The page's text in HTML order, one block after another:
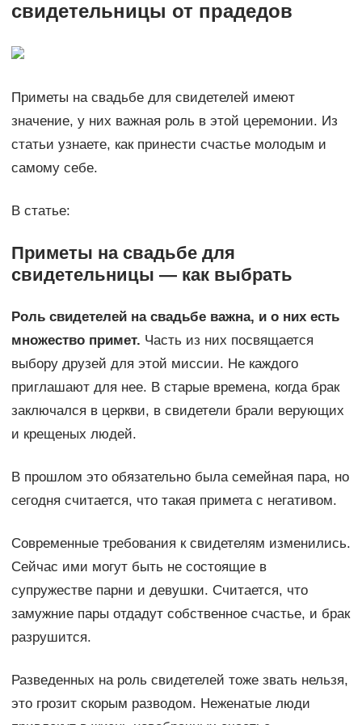
свидетельницы от прадедов
Приметы на свадьбе для свидетелей имеют
значение, у них важная роль в этой церемонии. Из
статьи узнаете, как принести счастье молодым и
самому себе.
В статье:
Приметы на свадьбе для
свидетельницы — как выбрать
Роль свидетелей на свадьбе важна, и о них есть
множество примет. Часть из них посвящается
выбору друзей для этой миссии. Не каждого
приглашают для нее. В старые времена, когда брак
заключался в церкви, в свидетели брали верующих
и крещеных людей.
В прошлом это обязательно была семейная пара, но
сегодня считается, что такая примета с негативом.
Современные требования к свидетелям изменились.
Сейчас ими могут быть не состоящие в
супружестве парни и девушки. Считается, что
замужние пары отдадут собственное счастье, и брак
разрушится.
Разведенных на роль свидетелей тоже звать нельзя,
это грозит скорым разводом. Неженатые люди